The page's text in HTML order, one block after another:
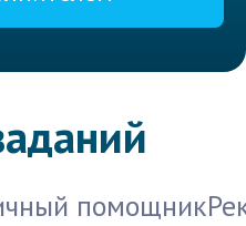
помощник